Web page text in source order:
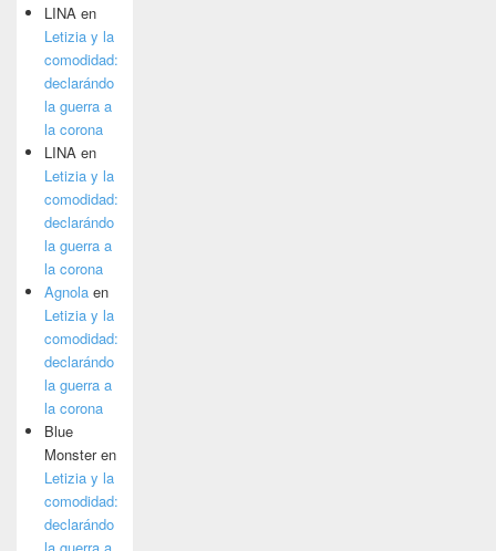
LINA en
Letizia y la
comodidad:
declarándo
la guerra a
la corona
LINA en
Letizia y la
comodidad:
declarándo
la guerra a
la corona
Agnola en
Letizia y la
comodidad:
declarándo
la guerra a
la corona
Blue
Monsteren
Letizia y la
comodidad:
declarándo
la guerra a